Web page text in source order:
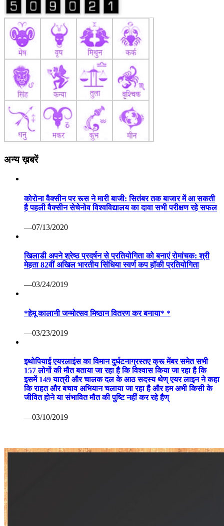
अन्य ख़बरें
कोरोना वैक्सीन पर रूस ने मारी बाजी: सितंबर तक बाजार में आ सकती
है पहली वैक्सीन सेचेनोव विश्वविद्यालय का दावा सभी परीक्षण रहे सफल
—07/13/2020
खिलाडी अपने श्रेष्ठ प्रदर्षन से प्रतियोगिता को बनाएं रोमांचक: श्री
मेहता 82वीं अखिल भारतीय सिंधिया स्वर्ण कप हॉकी प्रतियोगिता
—03/24/2019
*हेमू कालानी जन्मोत्सव मिष्ठान वितरण कर बनाया* *
—03/23/2019
इथोपियाई एयरलाइंस का विमान दुर्घटनाग्रस्तए क्रू मेंबर समेत सभी
157 लोगों की मौत बताया जा रहा है कि विश्वास किया जा रहा है कि
इसमें 149 यात्री और चालक दल के आठ सदस्य थेण् एयर लाइन ने कहा
कि राहत और बचाव अभियान चलाया जा रहा है और हम अभी किसी के
जीवित होने या संभावित मौत की पुष्टि नहीं कर रहे हैण्
—03/10/2019